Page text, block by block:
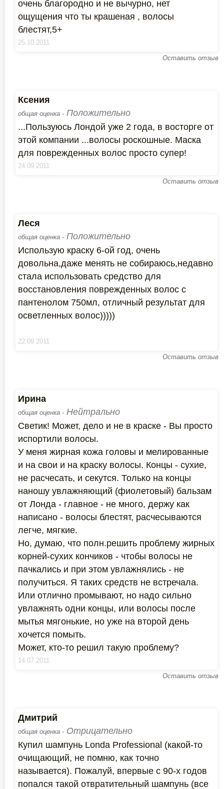
очень благородно и не вычурно, нет
ощущения что ты крашеная , волосы
блестят,5+
25.10.2011
Оставить отзыв
Ксения
общая оценка - Положительно
...Пользуюсь Лондой уже 2 года, в восторге от
этой компании ...волосы роскошные. Маска
для поврежденных волос просто супер!
24.09.2011
Оставить отзыв
Леся
общая оценка - Положительно
Использую краску 6-ой год, очень
довольна,даже менять не собираюсь,недавно
стала использовать средство для
восстановления поврежденных волос с
пантенолом 750мл, отличный результат для
осветленных волос)))))
22.09.2011
Оставить отзыв
Ирина
общая оценка - Нейтрально
Светик! Может, дело и не в краске - Вы просто
испортили волосы.
У меня жирная кожа головы и мелированные
и на свои и на краску волосы. Концы - сухие,
не расчесать, и секутся. Только на концы
наношу увлажняющий (фиолетовый) бальзам
от Лонда - главное - не много, держу как
написано - волосы блестят, расчесываются
легче, мягкие.
Но, думаю, что полн.решить проблему жирных
корней-сухих кончиков - чтобы волосы не
пачкались и при этом увлажнялись - не
получиться. Я таких средств не встречала.
Или отлично промывают, но надо сильно
увлажнять одни концы, или волосы после
мытья мягонькие, но уже на второй день
хочется помыть.
Может, кто-то решил такую проблему?
14.07.2011
Оставить отзыв
Дмитрий
общая оценка - Отрицательно
Купил шампунь Londa Professional (какой-то
очищающий, не помню, как точно
называется). Пожалуй, впервые с 90-х годов
попался такой отвратительный шампунь (все